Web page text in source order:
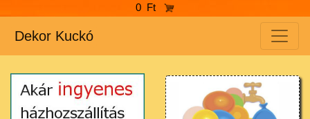
0 Ft
Dekor Kuckó